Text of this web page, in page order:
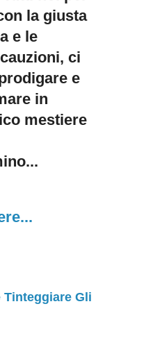
la giusta
e le
ci
e
in
mestiere
Tinteggiare Gli